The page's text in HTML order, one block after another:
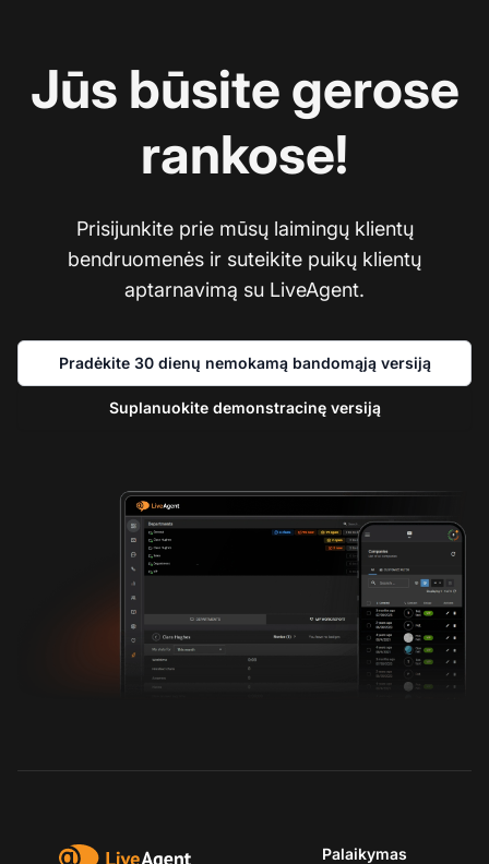
Jūs būsite gerose
rankose!
Prisijunkite prie mūsų laimingų klientų
bendruomenės ir suteikite puikų klientų
aptarnavimą su LiveAgent.
Pradėkite 30 dienų nemokamą bandomąją versiją
Suplanuokite demonstracinę versiją
Palaikymas